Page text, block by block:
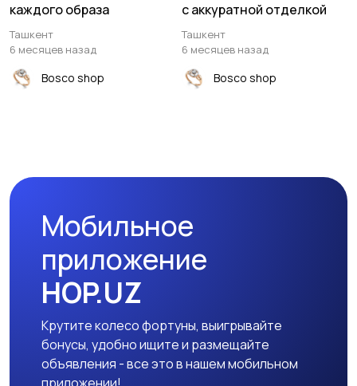
каждого образа
Ташкент
6 месяцев назад
Bosco shop
с аккуратной отделкой
Ташкент
6 месяцев назад
Bosco shop
Мобильное
приложение
HOP.UZ
Крутите колесо фортуны, выигрывайте
бонусы, удобно ищите и размещайте
объявления - все это в нашем мобильном